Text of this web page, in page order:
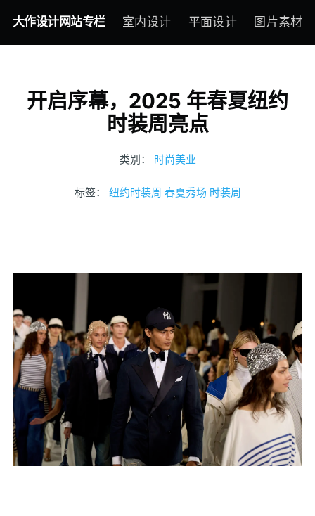
大作设计网站专栏 室内设计 平面设计 图片素材
开启序幕，2025 年春夏纽约
时装周亮点
类别： 时尚美业
标签： 纽约时装周 春夏秀场 时装周